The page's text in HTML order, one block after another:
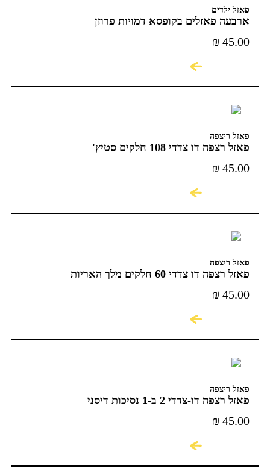
פאזל ילדים
ארבעה פאזלים בקופסא דמויות פרוזן
₪ 45.00
פאזל ריצפה
פאזל רצפה דו צדדי 108 חלקים סטיץ'
₪ 45.00
פאזל ריצפה
פאזל רצפה דו צדדי 60 חלקים מלך האריות
₪ 45.00
פאזל ריצפה
פאזל רצפה דו-צדדי 2 ב-1 נסיכות דיסני
₪ 45.00